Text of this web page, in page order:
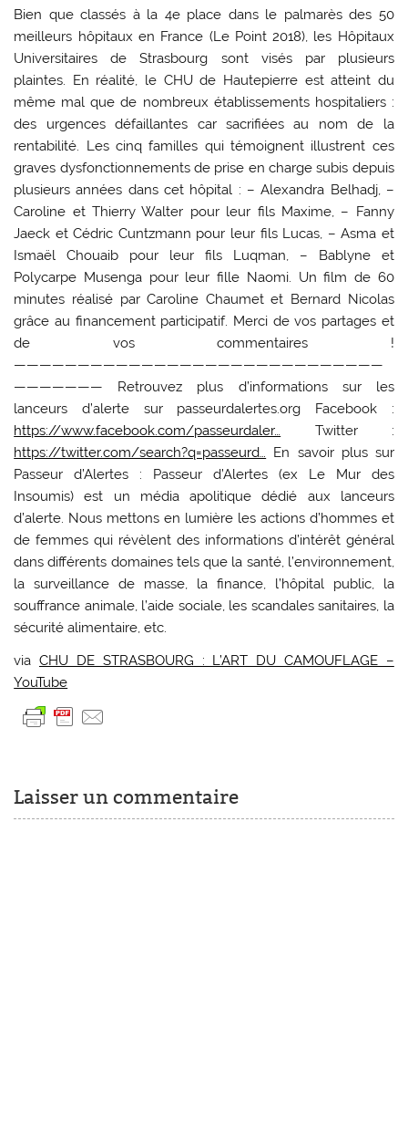
Bien que classés à la 4e place dans le palmarès des 50
meilleurs hôpitaux en France (Le Point 2018), les Hôpitaux
Universitaires de Strasbourg sont visés par plusieurs
plaintes. En réalité, le CHU de Hautepierre est atteint du
même mal que de nombreux établissements hospitaliers :
des urgences défaillantes car sacrifiées au nom de la
rentabilité. Les cinq familles qui témoignent illustrent ces
graves dysfonctionnements de prise en charge subis depuis
plusieurs années dans cet hôpital : – Alexandra Belhadj, –
Caroline et Thierry Walter pour leur fils Maxime, – Fanny
Jaeck et Cédric Cuntzmann pour leur fils Lucas, – Asma et
Ismaël Chouaib pour leur fils Luqman, – Bablyne et
Polycarpe Musenga pour leur fille Naomi. Un film de 60
minutes réalisé par Caroline Chaumet et Bernard Nicolas
grâce au financement participatif. Merci de vos partages et
de vos commentaires !
—————————————————————————————
——————— Retrouvez plus d’informations sur les
lanceurs d’alerte sur passeurdalertes.org Facebook :
https://www.facebook.com/passeurdaler… Twitter :
https://twitter.com/search?q=passeurd… En savoir plus sur
Passeur d’Alertes : Passeur d’Alertes (ex Le Mur des
Insoumis) est un média apolitique dédié aux lanceurs
d’alerte. Nous mettons en lumière les actions d’hommes et
de femmes qui révèlent des informations d’intérêt général
dans différents domaines tels que la santé, l’environnement,
la surveillance de masse, la finance, l’hôpital public, la
souffrance animale, l’aide sociale, les scandales sanitaires, la
sécurité alimentaire, etc.
viaCHU DE STRASBOURG : L’ART DU CAMOUFLAGE –
YouTube
Laisser un commentaire